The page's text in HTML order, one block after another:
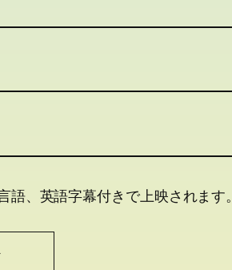
、英語字幕付きで上映されます。